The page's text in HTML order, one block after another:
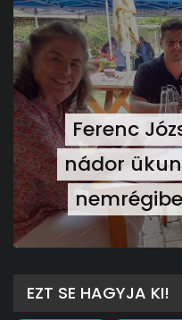
Ferenc
nádor
EZT SE HAGYJA KI!